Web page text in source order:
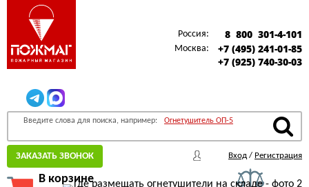
Россия: 8 800 301-4-101
Москва:
+7 (495) 241-01-85
+7 (925) 740-30-03
Введите слова для поиска, например: Огнетушитель ОП-5
ЗАКАЗАТЬ ЗВОНОК Вход / Регистрация
В корзине